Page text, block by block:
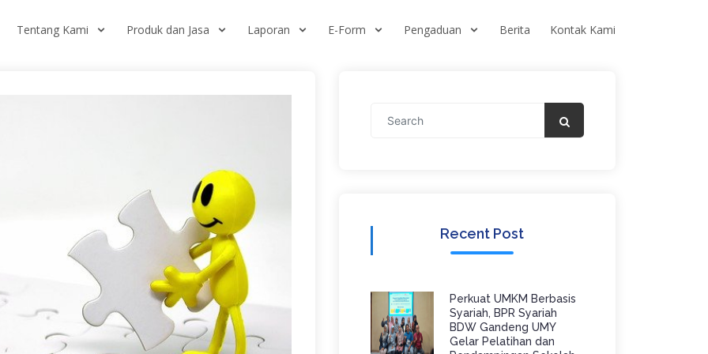
Tentang Kami Produk dan Jasa Laporan E-Form Pengaduan Berita Kontak Kami
Recent Post
Perkuat UMKM Berbasis
Syariah, BPR Syariah
BDW Gandeng UMY
Gelar Pelatihan dan